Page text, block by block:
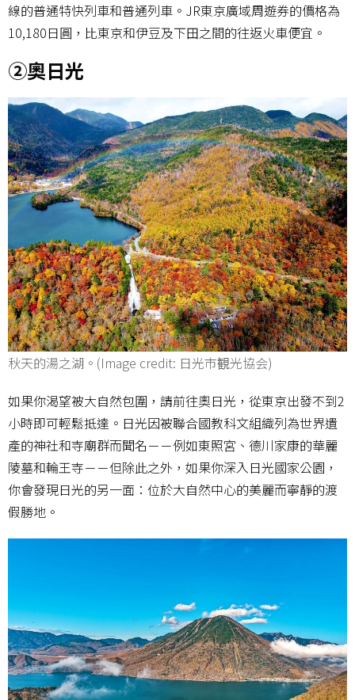
線的普通特快列車和普通列車。JR東京廣域周遊券的價格為
10,180日圓，比東京和伊豆及下田之間的往返火車便宜。
②奧日光
秋天的湯之湖。(Image credit: 日光市観光協会)
如果你渴望被大自然包圍，請前往奧日光，從東京出發不到2
小時即可輕鬆抵達。日光因被聯合國教科文組織列為世界遺
產的神社和寺廟群而聞名－－例如東照宮、德川家康的華麗
陵墓和輪王寺－－但除此之外，如果你深入日光國家公園，
你會發現日光的另一面：位於大自然中心的美麗而寧靜的渡
假勝地。